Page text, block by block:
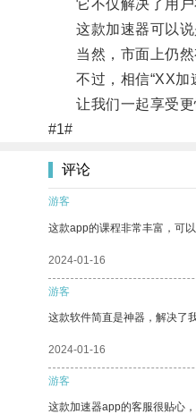
它不仅解决了用户
这款加速器可以说
当然，市面上仍然
不过，相信“XX加速
让我们一起享受更
#1#
评论
游客
这款app的课程非常丰富，可
2024-01-16
游客
这款软件简直是神器，解决了
2024-01-16
游客
这款加速器app的客服很贴心